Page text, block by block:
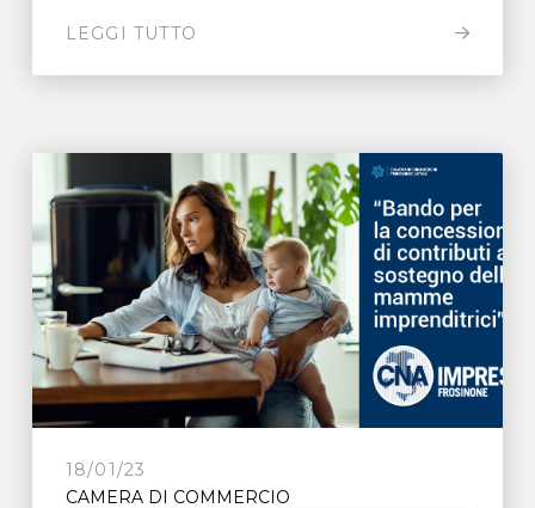
LEGGI TUTTO
18/01/23
CAMERA DI COMMERCIO